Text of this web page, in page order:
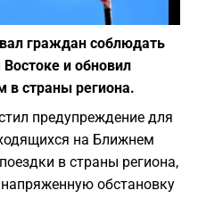
Фото: Pixabay
граждан соблюдать
и обновил
в страны региона.
предупреждение для
на Ближнем
в страны региона,
обстановку